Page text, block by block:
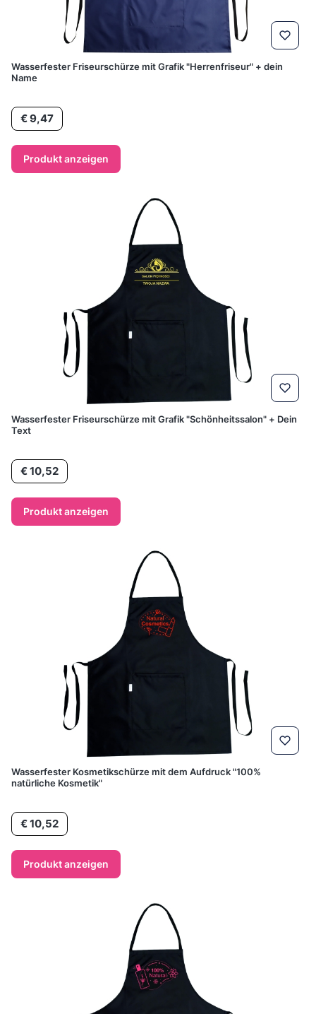
Wasserfester Friseurschürze mit Grafik "Herrenfriseur" + dein
Name
Preis
€ 9,47
Produkt anzeigen
Wasserfester Friseurschürze mit Grafik "Schönheitssalon" + Dein
Text
Preis
€ 10,52
Produkt anzeigen
Wasserfester Kosmetikschürze mit dem Aufdruck "100%
natürliche Kosmetik"
Preis
€ 10,52
Produkt anzeigen